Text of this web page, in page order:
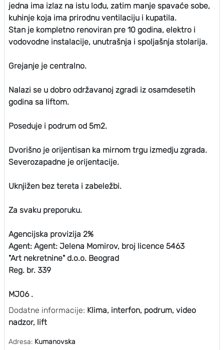
jedna ima izlaz na istu lođu, zatim manje spavaće sobe,
kuhinje koja ima prirodnu ventilaciju i kupatila.
Stan je kompletno renoviran pre 10 godina, elektro i
vodovodne instalacije, unutrašnja i spoljašnja stolarija.
Grejanje je centralno.
Nalazi se u dobro održavanoj zgradi iz osamdesetih
godina sa liftom.
Poseduje i podrum od 5m2.
Dvorišno je orijentisan ka mirnom trgu izmedju zgrada.
Severozapadne je orijentacije.
Uknjižen bez tereta i zabeležbi.
Za svaku preporuku.
Agencijska provizija 2%
Agent: Agent: Jelena Momirov, broj licence 5463
"Art nekretnine" d.o.o. Beograd
Reg. br. 339
MJ06 .
Dodatne informacije: Klima, interfon, podrum, video
nadzor, lift
Adresa: Kumanovska